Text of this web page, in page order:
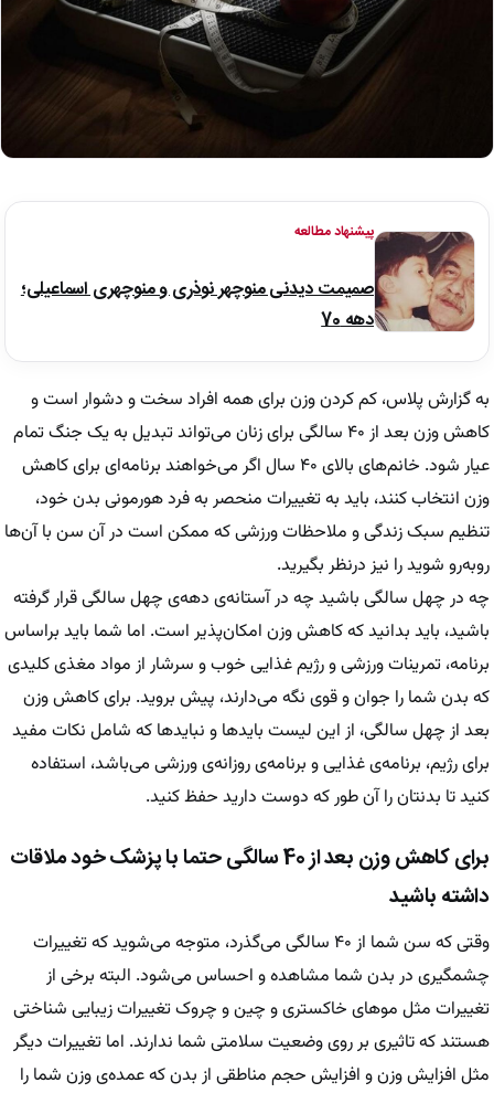
پیشنهاد مطالعه
صمیمت دیدنی منوچهر نوذری و منوچهری اسماعیلی؛
دهه 70
به گزارش پلاس، کم‌ کردن وزن برای همه افراد سخت و دشوار است و
کاهش وزن بعد از ۴۰ سالگی برای زنان می‌تواند تبدیل به یک جنگ تمام
عیار شود. خانم‌های بالای ۴۰ سال اگر می‌خواهند برنامه‌ای برای کاهش
وزن انتخاب کنند، باید به تغییرات منحصر به فرد هورمونی بدن خود،
تنظیم سبک زندگی و ملاحظات ورزشی که ممکن است در آن سن با آن‌ها
روبه‌رو شوید را نیز درنظر بگیرید.
چه در چهل سالگی باشید چه در آستانه‌ی دهه‌ی چهل سالگی قرار گرفته
باشید، باید بدانید که کاهش وزن امکان‌پذیر است. اما شما باید براساس
برنامه، تمرینات ورزشی و رژیم غذایی خوب و سرشار از مواد مغذی کلیدی
که بدن شما را جوان و قوی نگه می‌دارند، پیش بروید. برای کاهش وزن
بعد از چهل سالگی، از این لیست باید‌ها و نباید‌ها که شامل نکات مفید
برای رژیم، برنامه‌ی غذایی و برنامه‌ی روزانه‌ی ورزشی می‌باشد، استفاده
کنید تا بدنتان را آن طور که دوست دارید حفظ کنید.
برای کاهش وزن بعد از 40 سالگی حتما با پزشک خود ملاقات
داشته باشید
وقتی که سن شما از ۴۰ سالگی می‌گذرد، متوجه می‌شوید که تغییرات
چشمگیری در بدن شما مشاهده و احساس می‌شود. البته برخی از
تغییرات مثل مو‌های خاکستری و چین و چروک تغییرات زیبایی شناختی
هستند که تاثیری بر روی وضعیت سلامتی شما ندارند. اما تغییرات دیگر
مثل افزایش وزن و افزایش حجم مناطقی از بدن که عمده‌ی وزن شما را